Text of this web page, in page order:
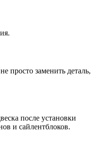
просто заменить деталь,
после установки
и сайлентблоков.